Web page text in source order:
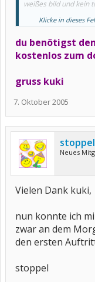
weißes bild und kein
Kristina
Klicke in dieses
du benötigst
kostenlos zum
gruss kuki
7. Oktober 2005
Neues
Vielen Dank kuki,
nun konnte ich
zwar an dem
den ersten
stoppel